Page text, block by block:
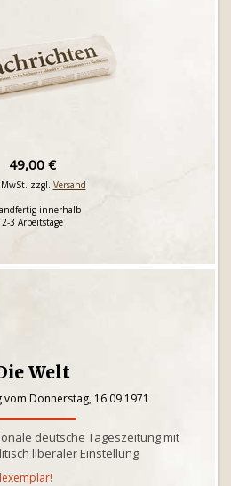
49,00 €
zzgl. Versand
innerhalb
2-3 Arbeitstage
Welt
Donnerstag, 16.09.1971
deutsche Tageszeitung mit
liberaler Einstellung